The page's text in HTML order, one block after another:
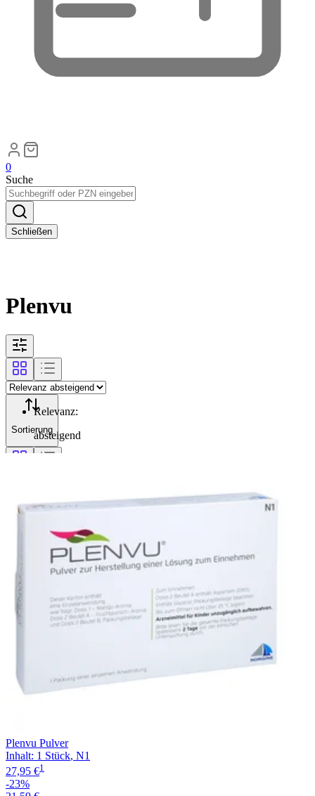
0
Suche
Schließen
Plenvu
Sortierung
Filterung
Relevanz:
absteigend
Plenvu Pulver
Inhalt: 1 Stück, N1
27,95 €1
-23%